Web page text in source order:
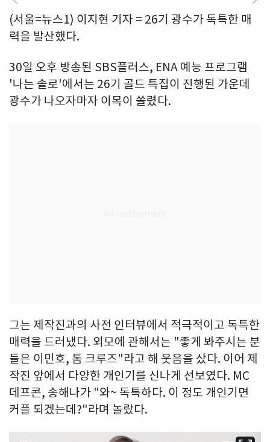
(서울=뉴스1) 이지현 기자 = 26기 광수가 독특한 매
력을 발산했다.
30일 오후 방송된 SBS플러스, ENA 예능 프로그램
'나는 솔로'에서는 26기 골드 특집이 진행된 가운데
광수가 나오자마자 이목이 쏠렸다.
그는 제작진과의 사전 인터뷰에서 적극적이고 독특한
매력을 드러냈다. 외모에 관해서는 "좋게 봐주시는 분
들은 이민호, 톰 크루즈"라고 해 웃음을 샀다. 이어 제
작진 앞에서 다양한 개인기를 신나게 선보였다. MC
데프콘, 송해나가 "와~ 독특하다. 이 정도 개인기면
커플 되겠는데?"라며 놀랐다.